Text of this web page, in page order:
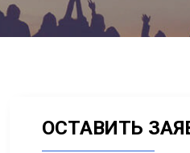
ОСТАВИТЬ